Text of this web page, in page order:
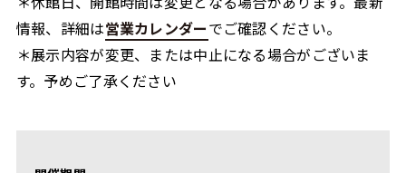
情報、詳細は営業カレンダーでご確認ください。
＊展示内容が変更、または中止になる場合がございま
す。予めご了承ください